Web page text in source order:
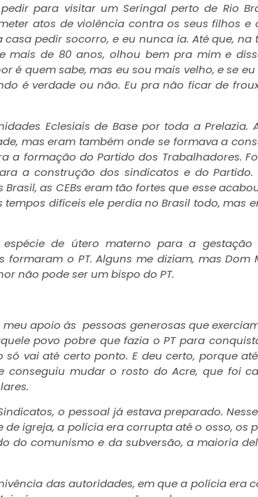
para visitar um Seringal perto de Rio
atos de violência contra os seus filhos e
pedir socorro, e eu nunca ia. Até que, na
mais de 80 anos, olhou bem pra mim e
é quem sabe, mas eu sou mais velho, e se eu
é verdade ou não. Eu pra não ficar de
Eclesiais de Base por toda a Prelazia.
mas eram também onde se formava a
a formação do Partido dos Trabalhadores.
a construção dos sindicatos e do Partido.
as CEBs eram tão fortes que esse
difíceis ele perdia no Brasil todo, mas
de útero materno para a gestação
o PT. Alguns me diziam, mas Dom
não pode ser um bispo do PT.
apoio às pessoas generosas que
povo pobre que fazia o PT para
vai até certo ponto. E deu certo, porque
conseguiu mudar o rosto do Acre, que foi
o pessoal já estava preparado.
igreja, a polícia era corrupta até o osso, os
do comunismo e da subversão, a maioria
das autoridades, em que a polícia era